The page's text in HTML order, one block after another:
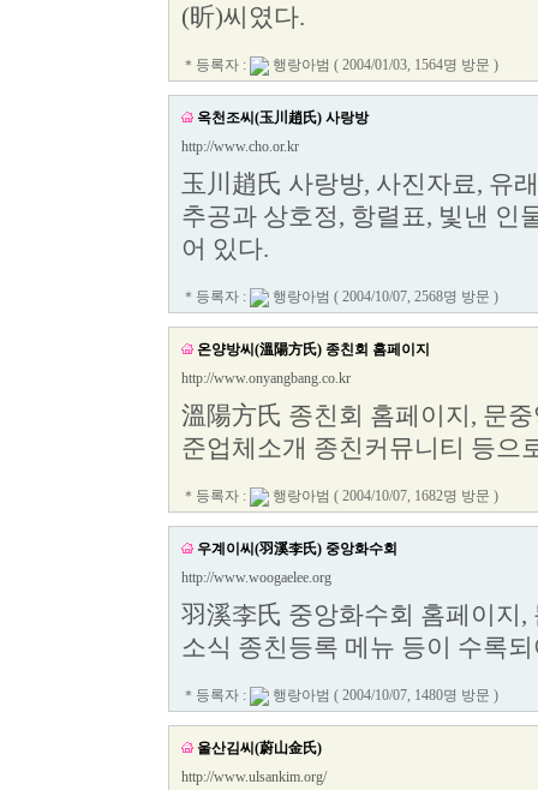
(昕)씨였다.
＊등록자 : 행랑아범 ( 2004/01/03, 1564명 방문 )
옥천조씨(玉川趙氏) 사랑방
http://www.cho.or.kr
玉川趙氏 사랑방, 사진자료, 유
추공과 상호정, 항렬표, 빛낸 인
어 있다.
＊등록자 : 행랑아범 ( 2004/10/07, 2568명 방문 )
온양방씨(溫陽方氏) 종친회 홈페이지
http://www.onyangbang.co.kr
溫陽方氏 종친회 홈페이지, 문
준업체소개 종친커뮤니티 등으
＊등록자 : 행랑아범 ( 2004/10/07, 1682명 방문 )
우계이씨(羽溪李氏) 중앙화수회
http://www.woogaelee.org
羽溪李氏 중앙화수회 홈페이지
소식 종친등록 메뉴 등이 수록
＊등록자 : 행랑아범 ( 2004/10/07, 1480명 방문 )
울산김씨(蔚山金氏)
http://www.ulsankim.org/